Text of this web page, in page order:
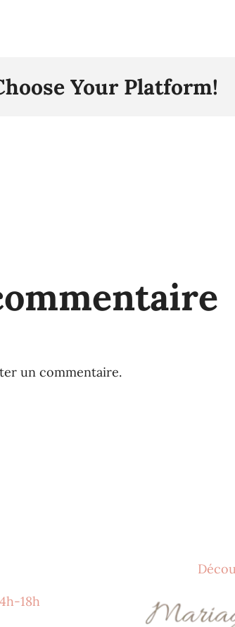
Your Platform!
un commentaire.
18h